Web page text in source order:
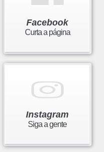
Facebook
Curta a página
Instagram
Siga a gente